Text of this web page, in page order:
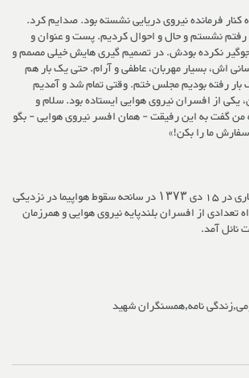
کنار فرمانده نیروی دریایی نشسته بود. صدایم کرد.
رفتم نشستم و حال و احوال کردیم.پست و عنوان و
نکرده بودش. در تصمیم گیری هایش خیلی مصمم و
اش، بسیار مهربان، عاطفی و آرام. حتی یک بار هم
رفته بودیم مجلس ختم. وقتی تمام شد و آمدیم
یکی از افسران نیروی هوایی ایستاده بود. سلام و
گفت به این رفیقت - همان افسر نیروی هوایی - بگو
ما را بکن!»
امیرسرلشگر منصور ستاری در 15 دی ۱۳۷۳ در سانحه سقوط هواپیما در نزدیکی
تعدادی از افسران بلندپایه نیروی هوایی و همرزمان
نائل آمد.
نامه,همسنگران شهید